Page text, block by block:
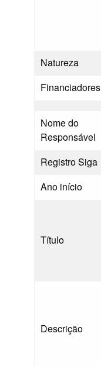
Natureza
Financiadores
Nome do
Responsável
Registro Siga
Ano início
Título
Descrição